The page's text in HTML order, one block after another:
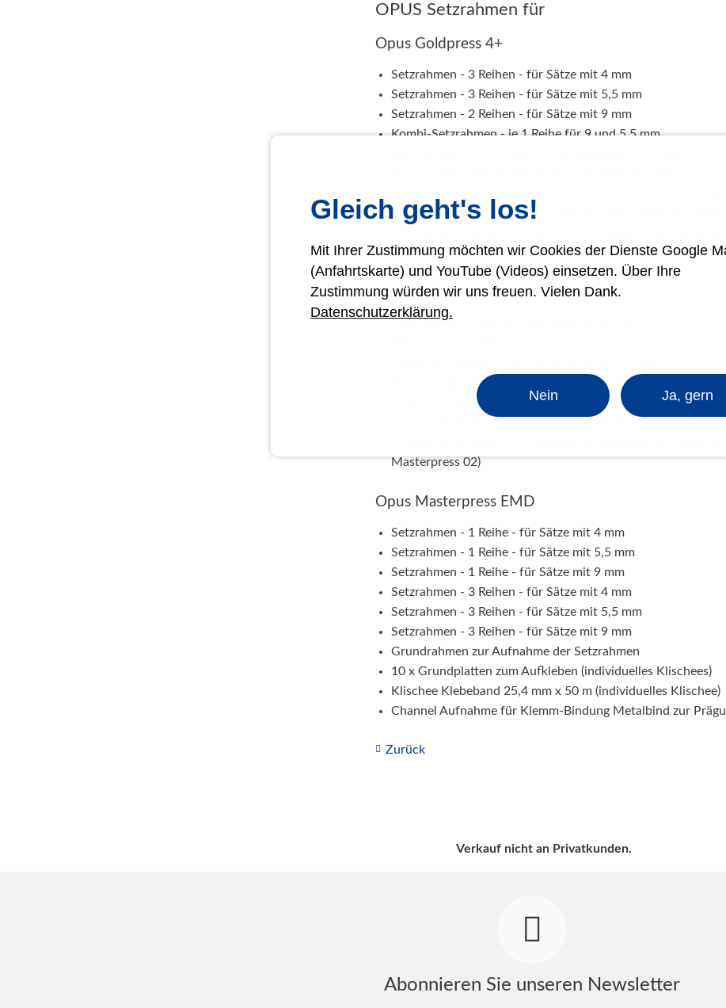
OPUS Setzrahmen für
Opus Goldpress 4+
Setzrahmen - 3 Reihen - für Sätze mit 4 mm
Setzrahmen - 3 Reihen - für Sätze mit 5,5 mm
Setzrahmen - 2 Reihen - für Sätze mit 9 mm
Kombi-Setzrahmen - je 1 Reihe für 9 und 5,5 mm
Channel Aufnahme für Klemm-Bindung Metalbind zur
Channel Aufnahme für Klemm-Bindung Leitz und C-Bind
Opus Goldpress 5 und Masterpress 02
Setzrahmen - 5 Reihen - für Sätze mit 5,5 mm
10 x Grundplatten zum Aufkleben (individuelles Klischees)
Klischee Klebeband 25,4 mm x 50 m (individuelles Klischee)
Channel Aufnahme für Klemm-Bindung Metalbind zur
Channel Aufnahme für Klemm-Bindung Leitz und C-Bind
Masterpress 02)
Opus Masterpress EMD
Setzrahmen - 1 Reihe - für Sätze mit 4 mm
Setzrahmen - 1 Reihe - für Sätze mit 5,5 mm
Setzrahmen - 1 Reihe - für Sätze mit 9 mm
Setzrahmen - 3 Reihen - für Sätze mit 4 mm
Setzrahmen - 3 Reihen - für Sätze mit 5,5 mm
Setzrahmen - 3 Reihen - für Sätze mit 9 mm
Grundrahmen zur Aufnahme der Setzrahmen
10 x Grundplatten zum Aufkleben (individuelles Klischees)
Klischee Klebeband 25,4 mm x 50 m (individuelles Klischee)
Channel Aufnahme für Klemm-Bindung Metalbind zur
Zurück
Verkauf nicht an Privatkunden.
Abonnieren Sie unseren Newsletter
Gleich geht's los!
Mit Ihrer Zustimmung möchten wir Cookies der Dienste Google
(Anfahrtskarte) und YouTube (Videos) einsetzen. Über Ihre
Zustimmung würden wir uns freuen. Vielen Dank.
Datenschutzerklärung.
Nein Ja, gern